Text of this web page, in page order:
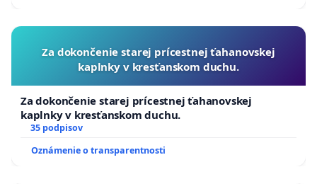
Za dokončenie starej prícestnej ťahanovskej
kaplnky v kresťanskom duchu.
Za dokončenie starej prícestnej ťahanovskej
kaplnky v kresťanskom duchu.
35 podpisov
Oznámenie o transparentnosti